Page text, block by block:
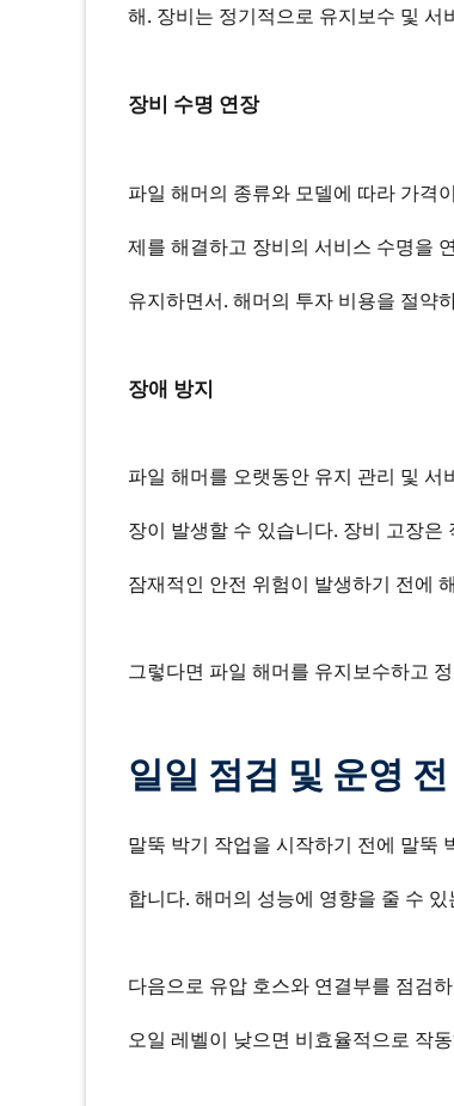
해. 장비는 정기적으로 유지보수 및 서
장비 수명 연장
파일 해머의 종류와 모델에 따라 가격
제를 해결하고 장비의 서비스 수명을
유지하면서. 해머의 투자 비용을 절약
장애 방지
파일 해머를 오랫동안 유지 관리 및
장이 발생할 수 있습니다. 장비 고장
잠재적인 안전 위험이 발생하기 전에
그렇다면 파일 해머를 유지보수하고
일일 점검 및 운영
말뚝 박기 작업을 시작하기 전에 말뚝
합니다. 해머의 성능에 영향을 줄 수
다음으로 유압 호스와 연결부를 점검
오일 레벨이 낮으면 비효율적으로 작